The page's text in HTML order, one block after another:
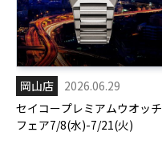
岡山店
2026.06.29
セイコープレミアムウオッチ
フェア7/8(水)-7/21(火)